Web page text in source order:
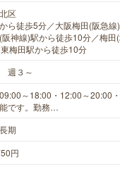
区
ら徒歩5分／大阪梅田(阪急
神線)駅から徒歩10分／梅田
梅田駅から徒歩10分
週３～
～18:00・12:00～20:00
です。勤務…
期
円